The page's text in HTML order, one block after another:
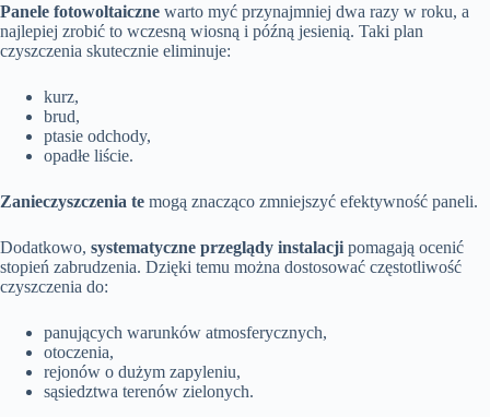
Panele fotowoltaiczne warto myć przynajmniej dwa razy w roku, a
najlepiej zrobić to wczesną wiosną i późną jesienią. Taki plan
czyszczenia skutecznie eliminuje:
kurz,
brud,
ptasie odchody,
opadłe liście.
Zanieczyszczenia te mogą znacząco zmniejszyć efektywność paneli.
Dodatkowo, systematyczne przeglądy instalacji pomagają ocenić
stopień zabrudzenia. Dzięki temu można dostosować częstotliwość
czyszczenia do:
panujących warunków atmosferycznych,
otoczenia,
rejonów o dużym zapyleniu,
sąsiedztwa terenów zielonych.